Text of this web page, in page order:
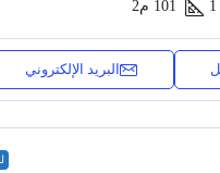
1
101 م2
البريد الإلكتروني